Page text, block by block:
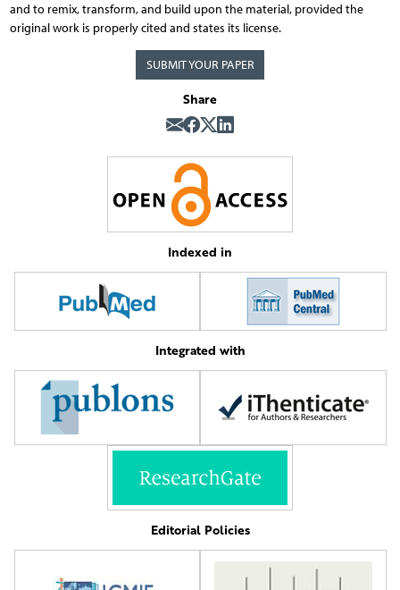
and to remix, transform, and build upon the material, provided the
original work is properly cited and states its license.
SUBMIT YOUR PAPER
Share
Indexed in
Integrated with
Editorial Policies